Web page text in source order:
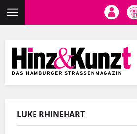
Inhalt
LUKE RHINEHART